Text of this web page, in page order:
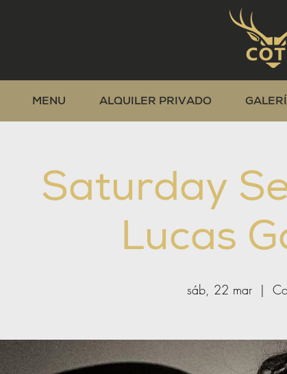
MENU ALQUILER PRIVADO
Saturday
Lucas
sáb, 22 mar
  |